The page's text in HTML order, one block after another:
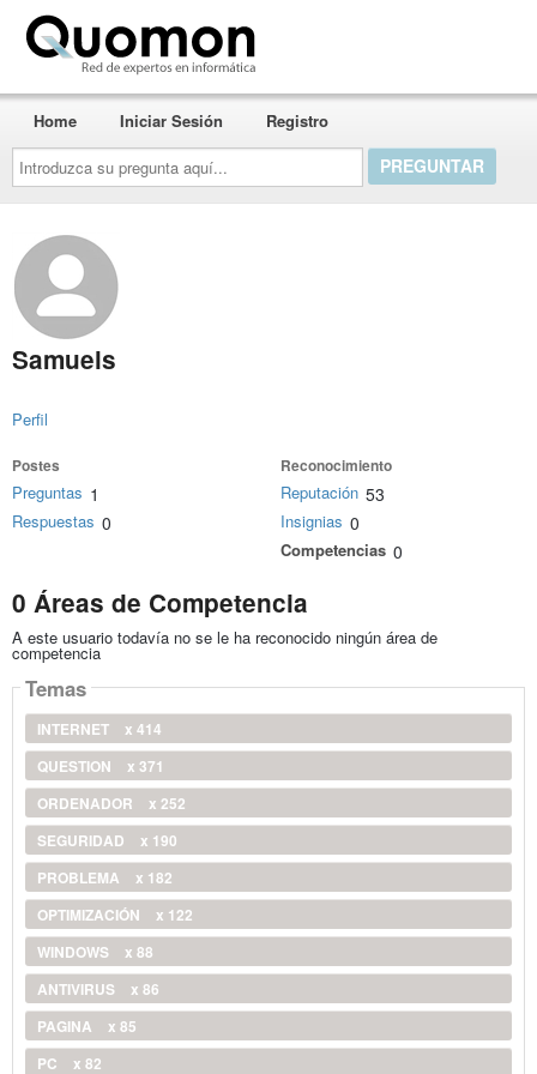
Introduzca
su
pregunta
aquí...
Home Iniciar Sesión Registro
Samuels
Perfil
Postes
Preguntas 1
Respuestas 0
Reconocimiento
Reputación 53
Insignias 0
Competencias 0
0 Áreas de Competencia
A este usuario todavía no se le ha reconocido ningún área de
competencia
Temas
INTERNET
x 414
QUESTION
x 371
ORDENADOR
x 252
SEGURIDAD
x 190
PROBLEMA
x 182
OPTIMIZACIÓN
x 122
WINDOWS
x 88
ANTIVIRUS
x 86
PAGINA
x 85
PC
x 82